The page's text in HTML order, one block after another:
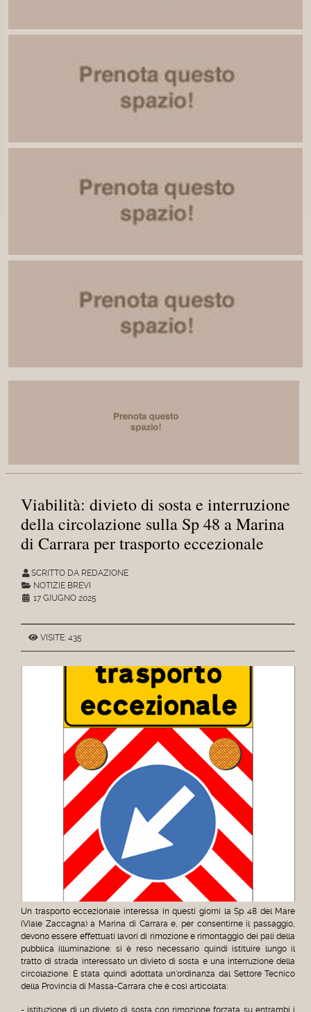
Viabilità: divieto di sosta e interruzione
della circolazione sulla Sp 48 a Marina
di Carrara per trasporto eccezionale
SCRITTO DA REDAZIONE
NOTIZIE BREVI
17 GIUGNO 2025
VISITE: 435
Un trasporto eccezionale interessa in questi giorni la Sp 48 del Mare
(Viale Zaccagna) a Marina di Carrara e, per consentirne il passaggio,
devono essere effettuati lavori di rimozione e rimontaggio dei pali della
pubblica illuminazione: si è reso necessario quindi istituire lungo il
tratto di strada interessato un divieto di sosta e una interruzione della
circolazione. È stata quindi adottata un'ordinanza dal Settore Tecnico
della Provincia di Massa-Carrara che è così articolata:
- istituzione di un divieto di sosta con rimozione forzata su entrambi i